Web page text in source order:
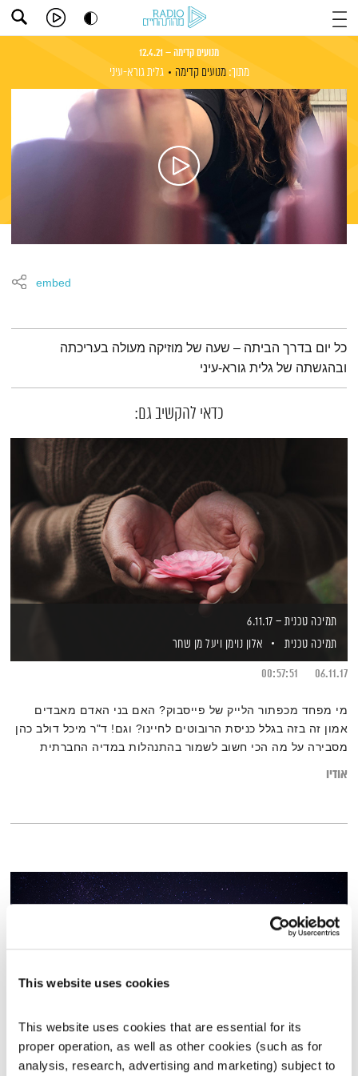
This website uses cookies
This website uses cookies that are essential for its
proper operation, as well as other cookies (such as for
analysis, research, advertising and marketing) subject to
מנועים קדימה – 12.4.21
מתוך: מנועים קדימה גלית גורא-עיני
embed
תמצית הפודקאסט
כל יום בדרך הביתה – שעה של מוזיקה מעולה בעריכתה
ובהגשתה של גלית גורא-עיני
כדאי להקשיב גם:
תמיכה טכנית – 6.11.17
תמיכה טכנית
אלון נוימן ויעל מן שחר
06.11.17
00:57:51
מי מפחד מכפתור הלייק של פייסבוק? האם בני האדם מאבדים
אמון זה בזה בגלל כניסת הרובוטים לחיינו? וגם! ד"ר מיכל דולב כהן
מסבירה על מה הכי חשוב לשמור בהתנהלות במדיה החברתית
אודיו
עולם קטן – 20.2.24